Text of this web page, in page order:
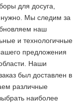
для досуга,
нужно. Мы следим за
наш
и технологичные
предложения
Наши
был доставлен в
различные
наиболее